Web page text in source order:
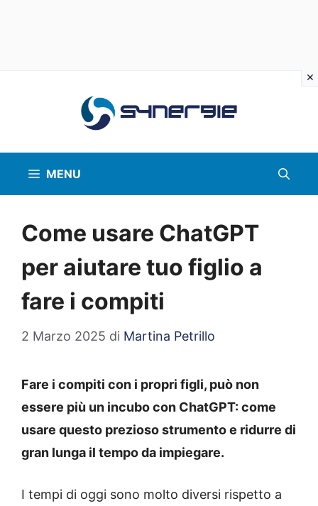
MENU
Come usare ChatGPT
per aiutare tuo figlio a
fare i compiti
2 Marzo 2025 di Martina Petrillo
Fare i compiti con i propri figli, può non
essere più un incubo con ChatGPT: come
usare questo prezioso strumento e ridurre di
gran lunga il tempo da impiegare.
I tempi di oggi sono molto diversi rispetto a